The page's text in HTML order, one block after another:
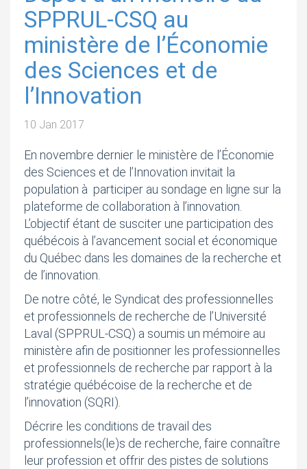
SPPRUL-CSQ au
ministère de l’Économie
des Sciences et de
l’Innovation
10 Jan 2017
En novembre dernier le ministère de l’Économie
des Sciences et de l’Innovation invitait la
population à participer au sondage en ligne sur la
plateforme de collaboration à l’innovation.
L’objectif étant de susciter une participation des
québécois à l’avancement social et économique
du Québec dans les domaines de la recherche et
de l’innovation.
De notre côté, le Syndicat des professionnelles
et professionnels de recherche de l’Université
Laval (SPPRUL-CSQ) a soumis un mémoire au
ministère afin de positionner les professionnelles
et professionnels de recherche par rapport à la
stratégie québécoise de la recherche et de
l’innovation (SQRI).
Décrire les conditions de travail des
professionnels(le)s de recherche, faire connaître
leur profession et offrir des pistes de solutions